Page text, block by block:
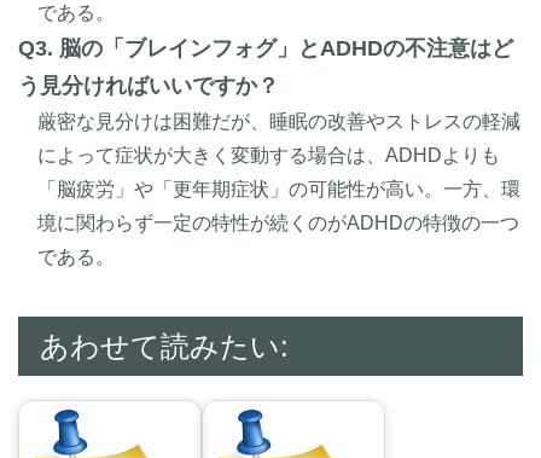
である。
Q3. 脳の「ブレインフォグ」とADHDの不注意はど
う見分ければいいですか？
厳密な見分けは困難だが、睡眠の改善やストレスの軽減
によって症状が大きく変動する場合は、ADHDよりも
「脳疲労」や「更年期症状」の可能性が高い。一方、環
境に関わらず一定の特性が続くのがADHDの特徴の一つ
である。
あわせて読みたい: